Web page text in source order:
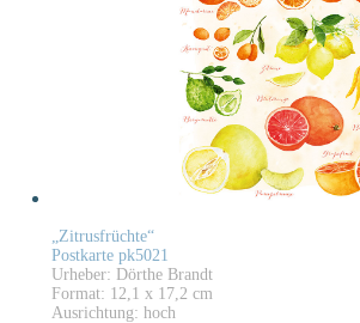
„Zitrusfrüchte“
Postkarte pk5021
Urheber: Dörthe Brandt
Format: 12,1 x 17,2 cm
Ausrichtung: hoch